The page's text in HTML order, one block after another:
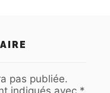
pas publiée.